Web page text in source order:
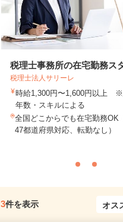
税理士事務所の在宅勤務ス
税理士法人サリーレ
時給1,300円〜1,600円以上
年数・スキルによる
全国どこからでも在宅勤務OK
47都道府県対応、転勤なし）
3件を表示